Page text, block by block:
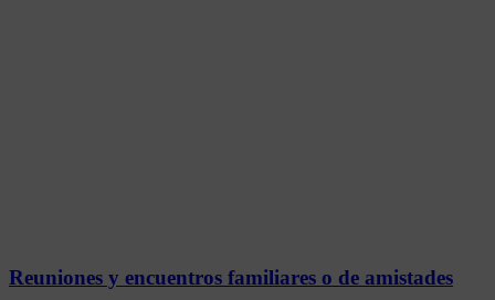
Reuniones y encuentros familiares o de amistades